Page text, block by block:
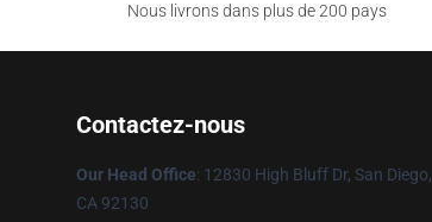
Nous livrons dans plus de 200 pays
Contactez-nous
Our Head Office: 12830 High Bluff Dr, San Diego,
CA 92130